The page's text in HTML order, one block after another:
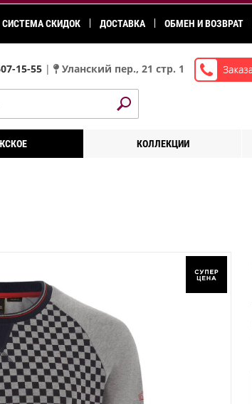
СИСТЕМА СКИДОК ДОСТАВКА ОБМЕН И ВОЗВРАТ
15-55 | Уланский пер., 21 стр. 1
КОЛЛЕКЦИИ